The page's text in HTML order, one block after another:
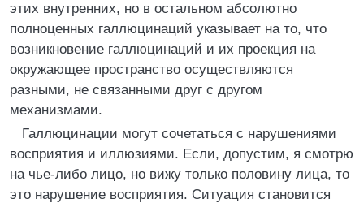
этих внутренних, но в остальном абсолютно
полноценных галлюцинаций указывает на то, что
возникновение галлюцинаций и их проекция на
окружающее пространство осуществляются
разными, не связанными друг с другом
механизмами.
Галлюцинации могут сочетаться с нарушениями
восприятия и иллюзиями. Если, допустим, я смотрю
на чье-либо лицо, но вижу только половину лица, то
это нарушение восприятия. Ситуация становится